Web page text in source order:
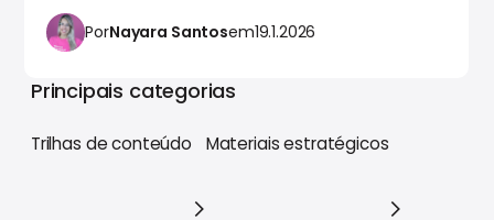
PorNayara Santosem19.1.2026
Principais categorias
Trilhas de conteúdo Materiais estratégicos